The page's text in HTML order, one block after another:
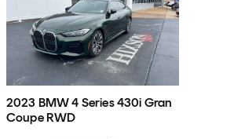
2023 BMW 4 Series 430i Gran
Coupe RWD